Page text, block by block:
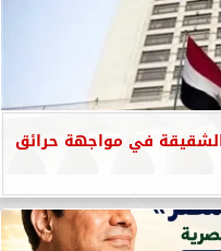
في مواجهة حرائق